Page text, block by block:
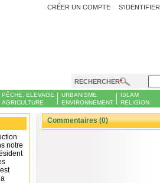
CRÉER UN COMPTE S'IDENTIFIER
RECHERCHER
PÊCHE, ELEVAGE
AGRICULTURE
URBANISME
ENVIRONNEMENT
ISLAM
RELIGION
notre
Commentaires (0)